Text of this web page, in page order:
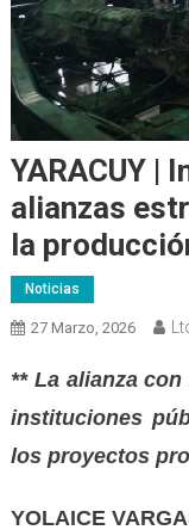
YARACUY |
alianzas
la
Noticias
27 Marzo, 2026
** La alianza
instituciones
los proyectos
YOLAICE